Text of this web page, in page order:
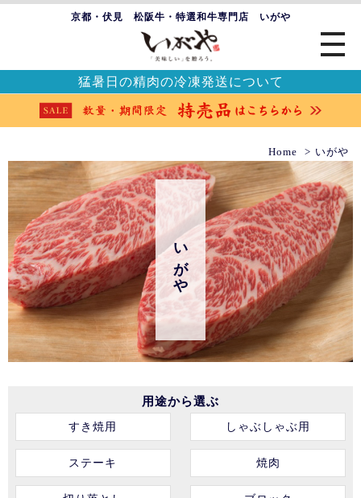
京都・伏見 松阪牛・特選和牛専門店 いがや
猛暑日の精肉の冷凍発送について
Home いがや
いがや
用途から選ぶ
すき焼用
しゃぶしゃぶ用
ステーキ 焼肉